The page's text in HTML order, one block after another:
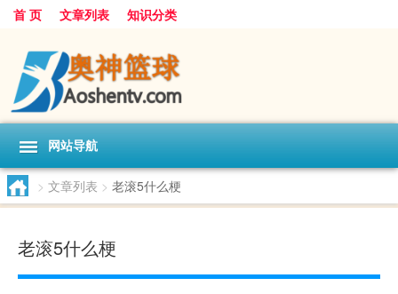
首 页 文章列表 知识分类
网站导航
> 文章列表 > 老滚5什么梗
老滚5什么梗